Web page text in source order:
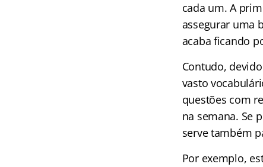
cada um. A
assegurar uma
acaba ficando
Contudo,
vasto
questões com
na semana. Se
serve também
Por exemplo,